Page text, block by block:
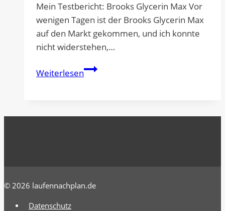
Mein Testbericht: Brooks Glycerin Max Vor
wenigen Tagen ist der Brooks Glycerin Max
auf den Markt gekommen, und ich konnte
nicht widerstehen,…
WeiterlesenMein
© 2026 laufennachplan.de
Datenschutz